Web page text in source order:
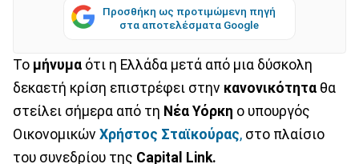
Προσθήκη ως προτιμώμενη πηγή
στα αποτελέσματα Google
Το μήνυμα ότι η Ελλάδα μετά από μια δύσκολη
δεκαετή κρίση επιστρέφει στην κανονικότητα θα
στείλει σήμερα από τη Νέα Υόρκη ο υπουργός
Οικονομικών Χρήστος Σταϊκούρας, στο πλαίσιο
του συνεδρίου της Capital Link.